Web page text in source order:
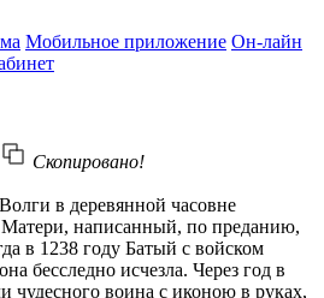
Мобильное приложение Он-лайн
Скопировано!
в деревянной часовне
Матери, написанный, по преданию,
в 1238 году Батый с войском
бесследно исчезла. Через год в
чудесного воина с иконою в руках,